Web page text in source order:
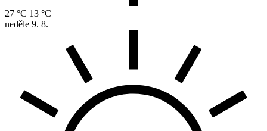
27 °C 13 °C
neděle 9. 8.